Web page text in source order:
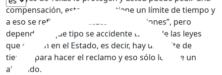
compensación, este reclamo tiene un límite de tiempo y
a eso se refiere el “estatuto de limitaciones”, pero
depende de qué tipo se accidente tuvo y de las leyes
que existen en el Estado, es decir, hay un límite de
tiempo para hacer el reclamo y eso sólo lo sabe un
abogado.